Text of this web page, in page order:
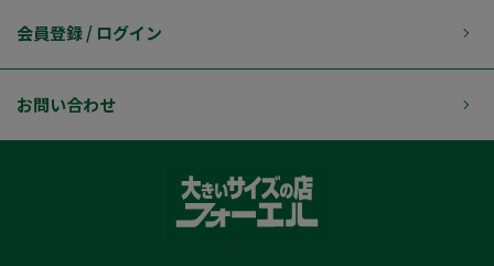
会員登録 / ログイン
お問い合わせ